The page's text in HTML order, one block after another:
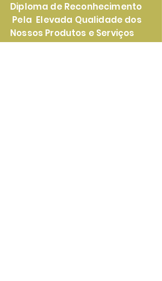
Diploma de Reconhecimento
Pela Elevada Qualidade dos
Nossos Produtos e Serviços